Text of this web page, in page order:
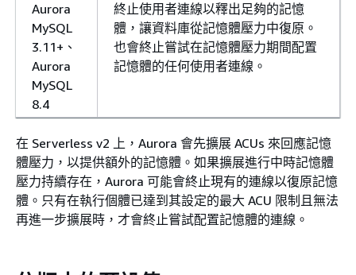
Aurora
MySQL
3.11+、
Aurora
MySQL
8.4
終止使用者連線以釋出足夠的記憶
體，讓資料庫從記憶體壓力中復原。
也會終止嘗試在記憶體壓力期間配置
記憶體的任何使用者連線。
在 Serverless v2 上，Aurora 會先擴展 ACUs 來回應記憶
體壓力，以提供額外的記憶體。如果擴展進行中時記憶體
壓力持續存在，Aurora 可能會終止現有的連線以復原記憶
體。只有在執行個體已達到其設定的最大 ACU 限制且無法
再進一步擴展時，才會終止嘗試配置記憶體的連線。